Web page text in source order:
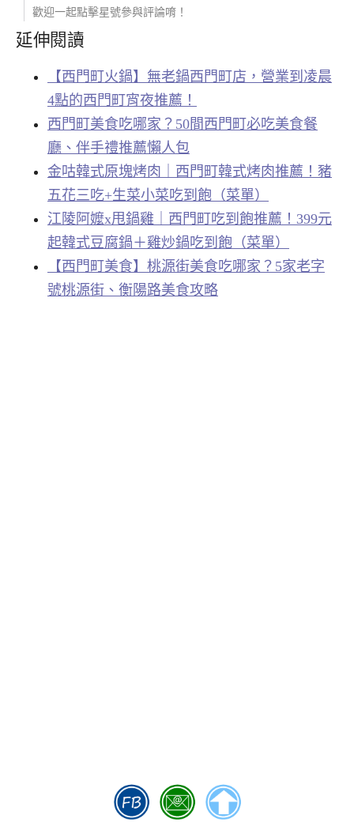
歡迎一起點擊星號參與評論唷！
延伸閱讀
【西門町火鍋】無老鍋西門町店，營業到凌晨
4點的西門町宵夜推薦！
西門町美食吃哪家？50間西門町必吃美食餐
廳、伴手禮推薦懶人包
金咕韓式原塊烤肉｜西門町韓式烤肉推薦！豬
五花三吃+生菜小菜吃到飽（菜單）
江陵阿嬤x甩鍋雞｜西門町吃到飽推薦！399元
起韓式豆腐鍋＋雞炒鍋吃到飽（菜單）
【西門町美食】桃源街美食吃哪家？5家老字
號桃源街、衡陽路美食攻略